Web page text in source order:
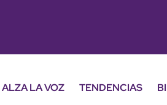
ALZA LA VOZ TENDENCIAS